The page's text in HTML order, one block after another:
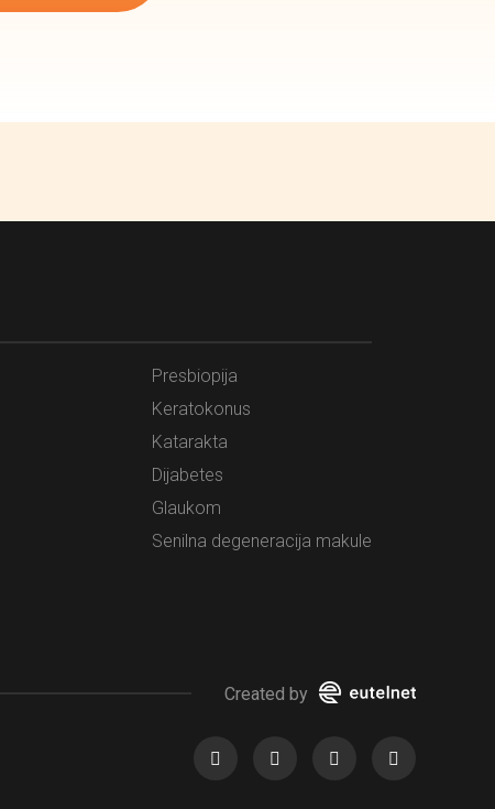
Presbiopija
Keratokonus
Katarakta
Dijabetes
Glaukom
Senilna degeneracija makule
Created by